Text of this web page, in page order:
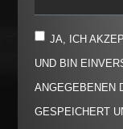
JA, ICH
UND BIN
ANGEGEBENEN
GESPEICHERT